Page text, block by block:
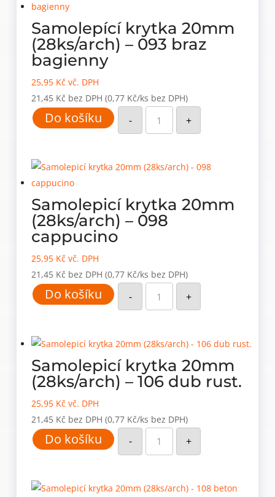
Samolepící krytka 20mm
(28ks/arch) – 093 braz
bagienny
25,95 Kč vč. DPH
21,45 Kč bez DPH (0,77 Kč/ks bez DPH)
Do košíku -
Samolepící
krytka
20mm
(28ks/arch)
braz
bagienny
+
Samolepicí krytka 20mm
(28ks/arch) – 098
cappucino
25,95 Kč vč. DPH
21,45 Kč bez DPH (0,77 Kč/ks bez DPH)
Do košíku -
Samolepicí
krytka
20mm
(28ks/arch)
cappucino
množství
+
Samolepicí krytka 20mm
(28ks/arch) – 106 dub rust.
25,95 Kč vč. DPH
21,45 Kč bez DPH (0,77 Kč/ks bez DPH)
Do košíku -
Samolepicí
krytka
20mm
(28ks/arch)
dub
rust.
+